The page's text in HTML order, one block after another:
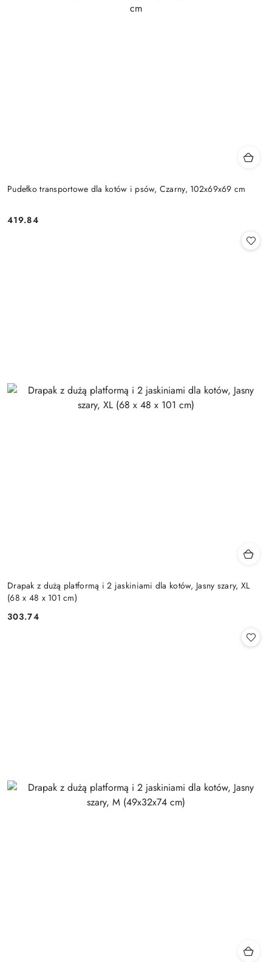
Pudełko transportowe dla kotów i psów, Czarny, 102x69x69 cm
Cena:
419.84
Drapak z dużą platformą i 2 jaskiniami dla kotów, Jasny szary, XL
(68 x 48 x 101 cm)
Cena:
303.74